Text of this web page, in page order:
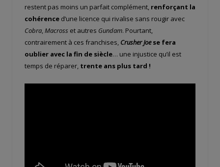
restent pas moins un parfait complément, renforçant la
cohérence d’une licence qui rivalise sans rougir avec
Cobra,Macross et autres Gundam. Pourtant,
contrairement à ces franchises, Crusher Joese fera
oublier avec la fin de siècle… une injustice qu’il est
temps de réparer, trente ans plus tard !